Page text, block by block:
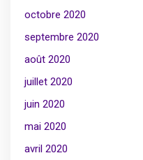
octobre 2020
septembre 2020
août 2020
juillet 2020
juin 2020
mai 2020
avril 2020